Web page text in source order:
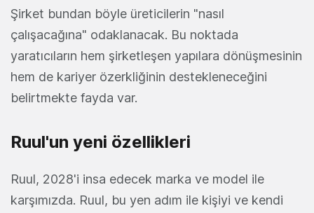
Şirket bundan böyle üreticilerin "nasıl
çalışacağına" odaklanacak. Bu noktada
yaratıcıların hem şirketleşen yapılara dönüşmesinin
hem de kariyer özerkliğinin destekleneceğini
belirtmekte fayda var.
Ruul'un yeni özellikleri
Ruul, 2028'i insa edecek marka ve model ile
karşımızda. Ruul, bu yen adım ile kişiyi ve kendi